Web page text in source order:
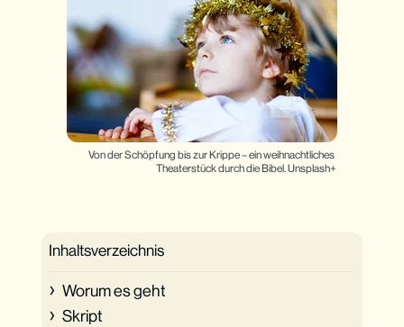
Von der Schöpfung bis zur Krippe – ein weihnachtliches
Theaterstück durch die Bibel. Unsplash+
Inhaltsverzeichnis
Worum es geht
Skript